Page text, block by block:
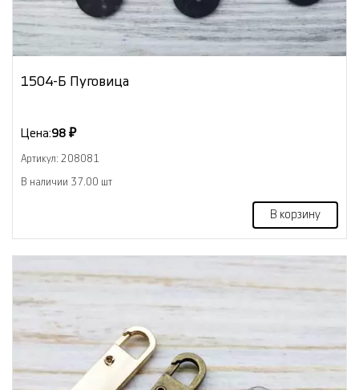
1504-Б Пуговица
Цена:98 ₽
Артикул: 208081
В наличии 37.00 шт
В корзину